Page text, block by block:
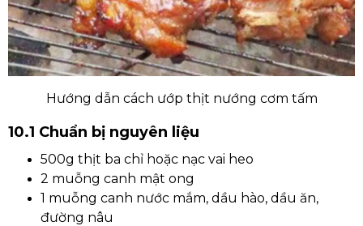
Hướng dẫn cách ướp thịt nướng cơm tấm
10.1 Chuẩn bị nguyên liệu
500g thịt ba chỉ hoặc nạc vai heo
2 muỗng canh mật ong
1 muỗng canh nước mắm, dầu hào, dầu ăn,
đường nâu